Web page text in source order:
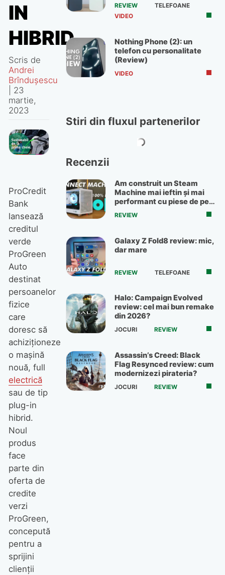
IN
HIBRID
Scris de
Andrei
Brîndușescu
23
martie,
2023
ProCredit
Bank
lansează
creditul
verde
ProGreen
Auto
destinat
persoanelor
fizice
care
doresc să
achiziționeze
o mașină
nouă, full
electrică
sau de tip
plug-in
hibrid.
Noul
produs
face
parte din
oferta de
credite
verzi
ProGreen,
concepută
pentru a
sprijini
clienții
REVIEW
TELEFOANE
VIDEO
Nothing Phone (2): un
telefon cu personalitate
(Review)
VIDEO
Stiri din fluxul partenerilor
Recenzii
Am construit un Steam
Machine mai ieftin și mai
performant cu piese de pe
OLX
REVIEW
Galaxy Z Fold8 review: mic,
dar mare
REVIEW TELEFOANE
Halo: Campaign Evolved
review: cel mai bun remake
din 2026?
JOCURI REVIEW
Assassin’s Creed: Black
Flag Resynced review: cum
modernizezi pirateria?
JOCURI REVIEW